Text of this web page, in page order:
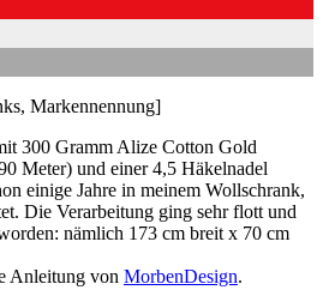
Markennennung]
300 Gramm Alize Cotton Gold
Meter) und einer 4,5 Häkelnadel
einige Jahre in meinem Wollschrank,
Die Verarbeitung ging sehr flott und
nämlich 173 cm breit x 70 cm
Anleitung von MorbenDesign.